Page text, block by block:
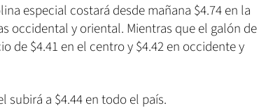
especial costará desde mañana $4.74 en la
occidental y oriental. Mientras que el galón de
de $4.41 en el centro y $4.42 en occidente y
subirá a $4.44 en todo el país.